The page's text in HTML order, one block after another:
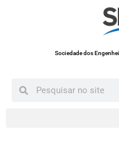
Sociedade dos